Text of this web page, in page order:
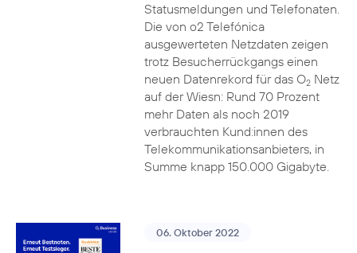
Statusmeldungen und Telefonaten.
Die von o2 Telefónica
ausgewerteten Netzdaten zeigen
trotz Besucherrückgangs einen
neuen Datenrekord für das O2Netz
auf der Wiesn: Rund 70 Prozent
mehr Daten als noch 2019
verbrauchten Kund:innen des
Telekommunikationsanbieters, in
Summe knapp 150.000 Gigabyte.
06. Oktober 2022